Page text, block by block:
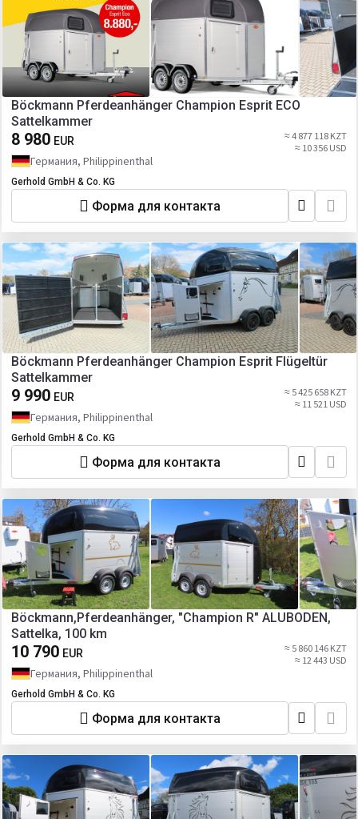
Böckmann Pferdeanhänger Champion Esprit ECO
Sattelkammer
8 980 EUR
≈ 4 877 118 KZT
≈ 10 356 USD
Германия, Philippinenthal
Gerhold GmbH & Co. KG
Форма для контакта
Böckmann Pferdeanhänger Champion Esprit Flügeltür
Sattelkammer
9 990 EUR
≈ 5 425 658 KZT
≈ 11 521 USD
Германия, Philippinenthal
Gerhold GmbH & Co. KG
Форма для контакта
Böckmann,Pferdeanhänger, "Champion R" ALUBODEN,
Sattelka, 100 km
10 790 EUR
≈ 5 860 146 KZT
≈ 12 443 USD
Германия, Philippinenthal
Gerhold GmbH & Co. KG
Форма для контакта